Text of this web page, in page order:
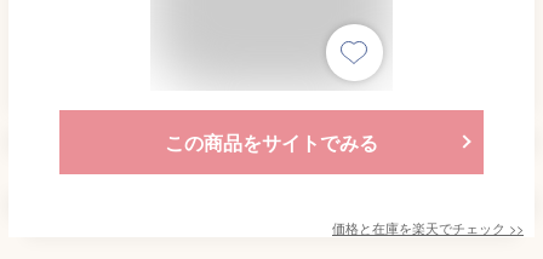
この商品をサイトでみる
価格と在庫を楽天でチェック >>